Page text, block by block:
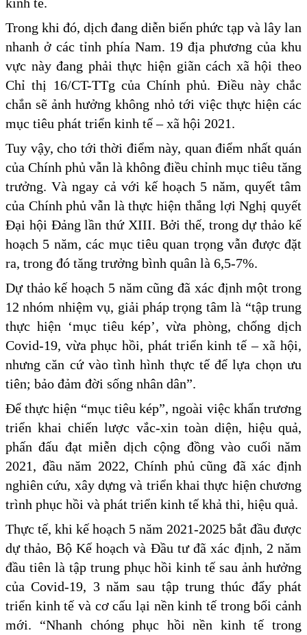
Trong khi đó, dịch đang diễn biến phức tạp và lây lan
nhanh ở các tỉnh phía Nam. 19 địa phương của khu
vực này đang phải thực hiện giãn cách xã hội theo
Chỉ thị 16/CT-TTg của Chính phủ. Điều này chắc
chắn sẽ ảnh hưởng không nhỏ tới việc thực hiện các
mục tiêu phát triển kinh tế – xã hội 2021.
Tuy vậy, cho tới thời điểm này, quan điểm nhất quán
của Chính phủ vẫn là không điều chỉnh mục tiêu tăng
trưởng. Và ngay cả với kế hoạch 5 năm, quyết tâm
của Chính phủ vẫn là thực hiện thắng lợi Nghị quyết
Đại hội Đảng lần thứ XIII. Bởi thế, trong dự thảo kế
hoạch 5 năm, các mục tiêu quan trọng vẫn được đặt
ra, trong đó tăng trưởng bình quân là 6,5-7%.
Dự thảo kế hoạch 5 năm cũng đã xác định một trong
12 nhóm nhiệm vụ, giải pháp trọng tâm là “tập trung
thực hiện ‘mục tiêu kép’, vừa phòng, chống dịch
Covid-19, vừa phục hồi, phát triển kinh tế – xã hội,
nhưng căn cứ vào tình hình thực tế để lựa chọn ưu
tiên; bảo đảm đời sống nhân dân”.
Để thực hiện “mục tiêu kép”, ngoài việc khẩn trương
triển khai chiến lược vắc-xin toàn diện, hiệu quả,
phấn đấu đạt miễn dịch cộng đồng vào cuối năm
2021, đầu năm 2022, Chính phủ cũng đã xác định
nghiên cứu, xây dựng và triển khai thực hiện chương
trình phục hồi và phát triển kinh tế khả thi, hiệu quả.
Thực tế, khi kế hoạch 5 năm 2021-2025 bắt đầu được
dự thảo, Bộ Kế hoạch và Đầu tư đã xác định, 2 năm
đầu tiên là tập trung phục hồi kinh tế sau ảnh hưởng
của Covid-19, 3 năm sau tập trung thúc đẩy phát
triển kinh tế và cơ cấu lại nền kinh tế trong bối cảnh
mới. “Nhanh chóng phục hồi nền kinh tế trong